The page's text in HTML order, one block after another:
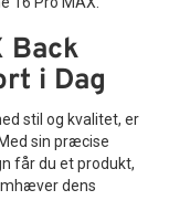
Back
i Dag
stil og kvalitet, er
sin præcise
får du et produkt,
dens